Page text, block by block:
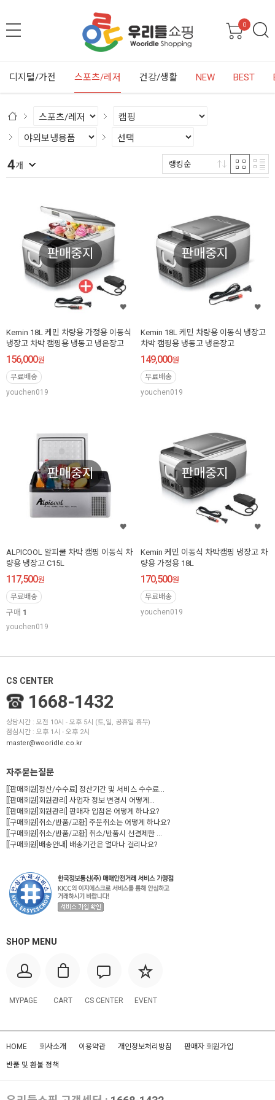
0
디지털/가전 스포츠/레저 건강/생활 NEW BEST
4개 랭킹순
판매중지
Kemin 18L 케민 차량용 가정용 이동식
냉장고 차박 캠핑용 냉동고 냉온장고
156,000원
무료배송
youchen019
판매중지
Kemin 18L 케민 차량용 이동식 냉장고
차박 캠핑용 냉동고 냉온장고
149,000원
무료배송
youchen019
판매중지
ALPICOOL 알피쿨 차박 캠핑 이동식 차
량용 냉장고 C15L
117,500원
무료배송
구매 1
youchen019
판매중지
Kemin 케민 이동식 차박캠핑 냉장고 차
량용 가정용 18L
170,500원
무료배송
youchen019
CS CENTER
1668-1432
상담시간 : 오전 10시 - 오후 5시 (토,일, 공휴일 휴무)
점심시간 : 오후 1시 - 오후 2시
master@wooridle.co.kr
자주묻는질문
[[판매회원]정산/수수료] 정산기간 및 서비스 수수료...
[[판매회원]회원관리] 사업자 정보 변경시 어떻게...
[[판매회원]회원관리] 판매자 입점은 어떻게 하나요?
[[구매회원]취소/반품/교환] 주문취소는 어떻게 하나요?
[[구매회원]취소/반품/교환] 취소/반품시 선결제한 ...
[[구매회원]배송안내] 배송기간은 얼마나 걸리나요?
SHOP MENU
MYPAGE CART CS CENTER EVENT
HOME 회사소개 이용약관 개인정보처리방침 판매자 회원가입
반품 및 환불 정책